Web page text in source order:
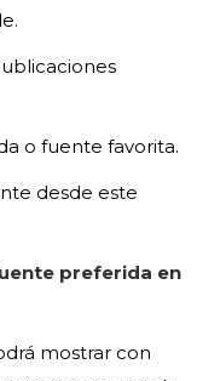
o fuente favorita.
desde este
preferida en
mostrar con